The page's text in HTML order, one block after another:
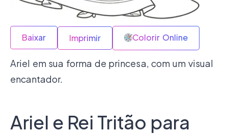
Baixar Imprimir Colorir Online
Ariel em sua forma de princesa, com um visual
encantador.
Ariel e Rei Tritão para